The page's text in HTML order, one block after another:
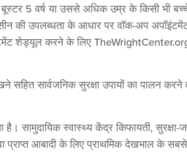
5 वर्ष या उससे अधिक उम्र के किसी भी
की उपलब्धता के आधार पर वॉक-अप
शेड्यूल करने के लिए
सहित सार्वजनिक सुरक्षा उपायों का पालन
सामुदायिक स्वास्थ्य केंद्र किफायती, सुरक्षा-
आबादी के लिए प्राथमिक देखभाल के सबसे